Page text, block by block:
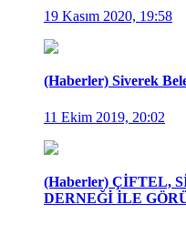
19 Kasım 2020, 19:58
(Haberler) Siverek
11 Ekim 2019, 20:02
(Haberler) ÇİFTEL,
DERNEĞİ İLE